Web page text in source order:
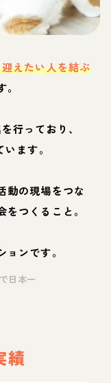
えたい人を結ぶ
。
行っており、
ます。
動の現場をつな
つくること。
ンです。
日本一
績